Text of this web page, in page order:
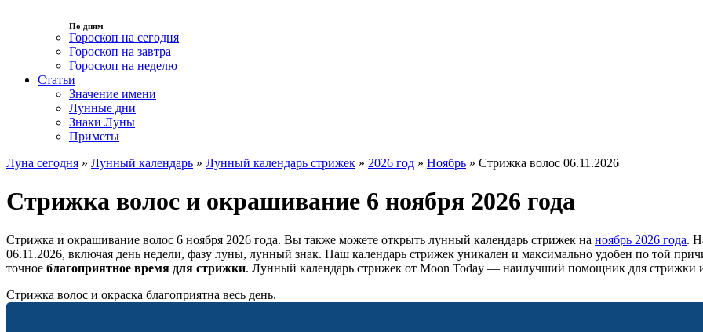
По дням
Гороскоп на сегодня
Гороскоп на завтра
Гороскоп на неделю
Статьи
Значение имени
Лунные дни
Знаки Луны
Приметы
Луна сегодня » Лунный календарь » Лунный календарь стрижек » 2026 год » Ноябрь » Стрижка волос 06.11.2026
Стрижка волос и окрашивание 6 ноября 2026 года
Стрижка и окрашивание волос 6 ноября 2026 года. Вы также можете открыть лунный календарь стрижек на ноябрь 2026 года.
06.11.2026, включая день недели, фазу луны, лунный знак. Наш календарь стрижек уникален и максимально удобен по той
точное благоприятное время для стрижки. Лунный календарь стрижек от Moon Today — наилучший помощник для стрижки
Стрижка волос и окраска благоприятна весь день.